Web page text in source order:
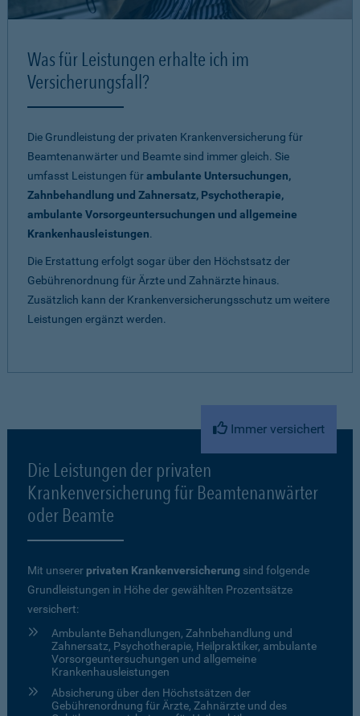
Was für Leistungen erhalte ich im
Versicherungsfall?
Die Grundleistung der privaten Krankenversicherung für
Beamtenanwärter und Beamte sind immer gleich. Sie
umfasst Leistungen fürambulante Untersuchungen,
Zahnbehandlung und Zahnersatz, Psychotherapie,
ambulante Vorsorgeuntersuchungen und allgemeine
Krankenhausleistungen.
Die Erstattung erfolgt sogar über den Höchstsatz der
Gebührenordnung für Ärzte und Zahnärzte hinaus.
Zusätzlich kann der Krankenversicherungsschutz um weitere
Leistungen ergänzt werden.
Immer versichert
Die Leistungen der privaten
Krankenversicherung für Beamtenanwärter
oder Beamte
Mit unserer privaten Krankenversicherung sind folgende
Grundleistungen in Höhe der gewählten Prozentsätze
versichert:
Ambulante Behandlungen, Zahnbehandlung und
Zahnersatz, Psychotherapie, Heilpraktiker, ambulante
Vorsorgeuntersuchungen und allgemeine
Krankenhausleistungen
Absicherung über den Höchstsätzen der
Gebührenordnung für Ärzte, Zahnärzte und des